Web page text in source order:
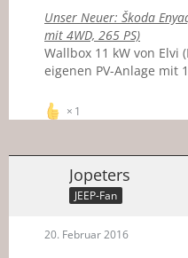
Unser Neuer: Škoda
mit 4WD, 265 PS)
Wallbox 11 kW von Elvi
eigenen PV-Anlage mit
1
Jopeters
JEEP-Fan
20. Februar 2016